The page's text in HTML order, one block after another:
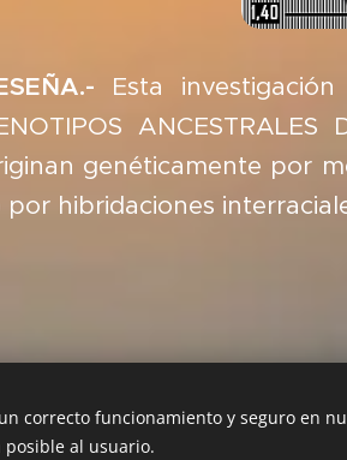
Esta
genéticamente por
por hibridaciones
correcto funcionamiento y seguro en
al usuario.